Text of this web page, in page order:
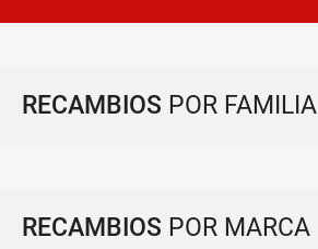
RECAMBIOS POR FAMILIA
RECAMBIOS POR MARCA